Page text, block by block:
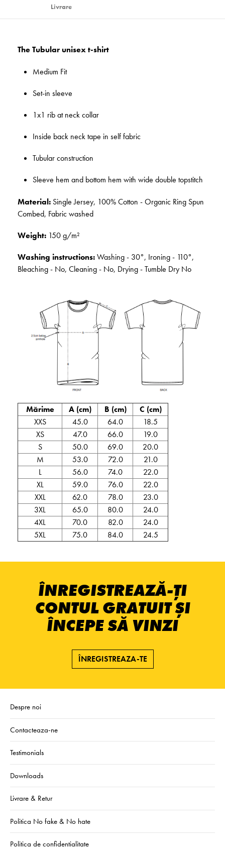
Livrare
The Tubular unisex t-shirt
Medium Fit
Set-in sleeve
1x1 rib at neck collar
Inside back neck tape in self fabric
Tubular construction
Sleeve hem and bottom hem with wide double topstitch
Material: Single Jersey, 100% Cotton - Organic Ring Spun
Combed, Fabric washed
Weight: 150 g/m²
Washing instructions:Washing - 30°, Ironing - 110°,
Bleaching - No, Cleaning - No, Drying - Tumble Dry No
Mărime A (cm) B (cm)
C (cm)
XXS
45.0 64.0
18.5
XS
47.0 66.0
19.0
S
50.0 69.0
20.0
M
53.0 72.0
21.0
L
56.0 74.0
22.0
XL
59.0 76.0
22.0
XXL
62.0 78.0
23.0
3XL
65.0 80.0
24.0
4XL
70.0 82.0
24.0
5XL
75.0 84.0 24.5
ÎNREGISTREAZĂ-ȚI
CONTUL GRATUIT ȘI
ÎNCEPE SĂ VINZI
ÎNREGISTREAZA-TE
Despre noi
Contacteaza-ne
Testimonials
Downloads
Livrare & Retur
Politica No fake & No hate
Politica de confidentialitate